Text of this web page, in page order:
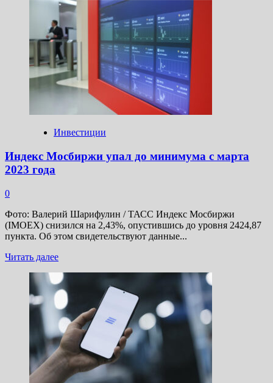
о
Госдума
одобрила
возможность
вывода
дивидендов
с
ИИС-3
Инвестиции
Индекс Мосбиржи упал до минимума с марта
2023 года
0
Фото: Валерий Шарифулин / ТАСС Индекс Мосбиржи
(IMOEX) снизился на 2,43%, опустившись до уровня 2424,87
пункта. Об этом свидетельствуют данные...
Читать далееПрочитать
о
Индекс
Мосбиржи
упал
до
минимума
с
марта
2023
года